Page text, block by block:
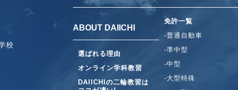
校
ABOUT DAIICHI
選ばれる理由
オンライン学科教習
DAIICHIの二輪教習は
免許一覧
-普通自動車
-準中型
-中型
-大型特殊